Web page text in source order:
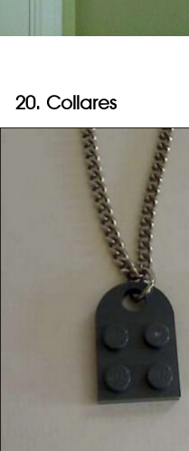
20. Collares